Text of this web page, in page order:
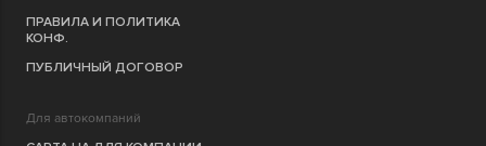
ПРАВИЛА И ПОЛИТИКА
КОНФ.
ПУБЛИЧНЫЙ ДОГОВОР
Для автокомпаний